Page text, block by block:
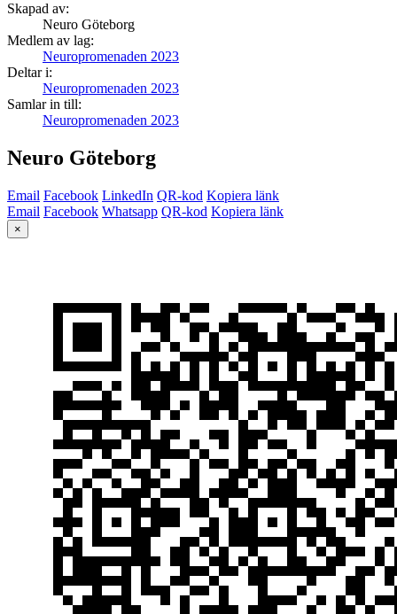
Skapad av:
Neuro Göteborg
Medlem av lag:
Neuropromenaden 2023
Deltar i:
Neuropromenaden 2023
Samlar in till:
Neuropromenaden 2023
Neuro Göteborg
Email Facebook LinkedIn QR-kod Kopiera länk
Email Facebook Whatsapp QR-kod Kopiera länk
×